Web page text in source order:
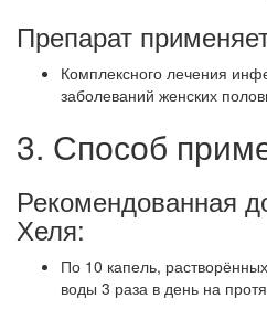
Препарат
Комплексного лечения
заболеваний женских
3. Способ
Рекомендованная
Хеля:
По 10 капель,
воды 3 раза в день на